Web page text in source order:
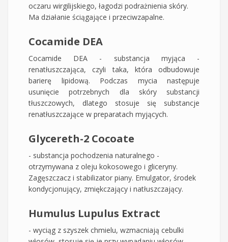
oczaru wirgilijskiego, łagodzi podrażnienia skóry.
Ma działanie ściągające i przeciwzapalne.
Cocamide DEA
Cocamide DEA - substancja myjąca -
renatłuszczająca, czyli taka, która odbudowuje
barierę lipidową. Podczas mycia następuje
usunięcie potrzebnych dla skóry substancji
tłuszczowych, dlatego stosuje się substancje
renatłuszczające w preparatach myjących.
Glycereth-2 Cocoate
- substancja pochodzenia naturalnego -
otrzymywana z oleju kokosowego i gliceryny.
Zagęszczacz i stabilizator piany. Emulgator, środek
kondycjonujący, zmiękczający i natłuszczający.
Humulus Lupulus Extract
- wyciąg z szyszek chmielu, wzmacniają cebulki